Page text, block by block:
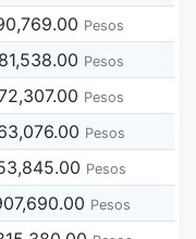
Pesos
Pesos
Pesos
Pesos
Pesos
Pesos